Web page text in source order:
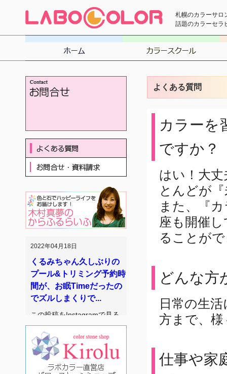
札幌のカラーサロ
話題のカラーセラ
よくある質問
カラーを
ですか？
はい！大
とんどが
また、『
座も開催
ることが
どんな方
日常の生
方まで、
仕事や家
2022年04月18日
くるみちゃん久しぶりの
プール&トリミング予約時
間が、お眠Timeだったの
でズルしまくりで...
この投稿をInstagramで見る
木村 真夢
(@mayukimura1416)がシェア
した投稿 続きを読む
2022年03月20日